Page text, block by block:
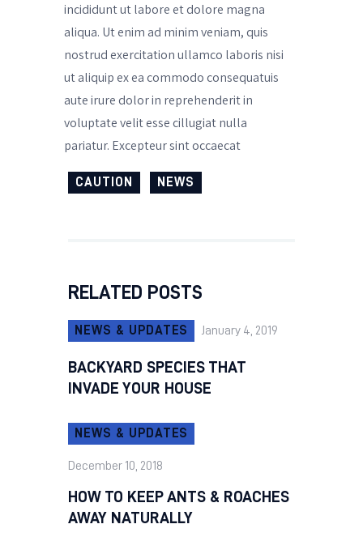
incididunt ut labore et dolore magna
aliqua. Ut enim ad minim veniam, quis
nostrud exercitation ullamco laboris nisi
ut aliquip ex ea commodo consequatuis
aute irure dolor in reprehenderit in
voluptate velit esse cillugiat nulla
pariatur. Excepteur sint occaecat
CAUTION NEWS
RELATED POSTS
NEWS & UPDATES January 4, 2019
BACKYARD SPECIES THAT
INVADE YOUR HOUSE
NEWS & UPDATES
December 10, 2018
HOW TO KEEP ANTS & ROACHES
AWAY NATURALLY